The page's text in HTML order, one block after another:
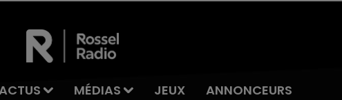
MÉDIAS JEUX ANNONCEURS